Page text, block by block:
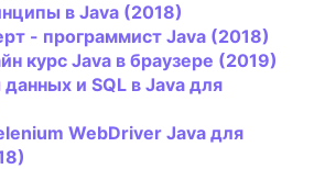
в Java (2018)
- программист Java (2018)
курс Java в браузере (2019)
и SQL в Java для
WebDriver Java для